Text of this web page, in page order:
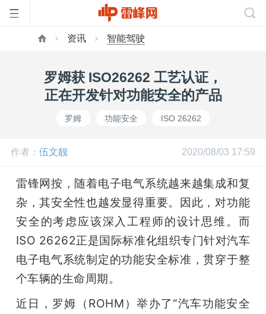
页
网
开
资讯 智能驾驶
罗姆获 ISO26262 工艺认证，
正在开发针对功能安全的产品
罗姆 功能安全 ISO 26262
作者： 伍文靓 2020/08/03 17:59
雷锋网按，随着电子电气系统越来越集成和复
杂，其安全性也越发显得重要。因此，对功能
安全的考虑应该深入工程师的设计思维。而
ISO 26262正是国际标准化组织专门针对汽车
电子电气系统制定的功能安全标准，贯穿于整
个车辆的生命周期。
近日，罗姆（ROHM）举办了“汽车功能安全